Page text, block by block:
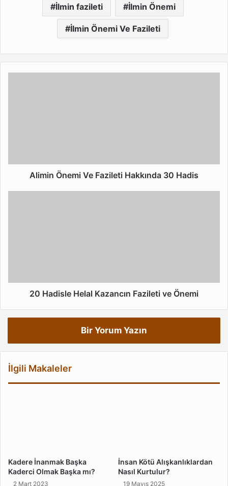
İlmin fazileti İlmin Önemi
İlmin Önemi Ve Fazileti
Alimin Önemi Ve Fazileti Hakkında 30 Hadis
20 Hadisle Helal Kazancın Fazileti ve Önemi
Bir Yorum Yazın
İlgili Makaleler
Kadere İnanmak Başka
Kaderci Olmak Başka mı?
2 Mart 2023
İnsan Kötü Alışkanlıklardan
Nasıl Kurtulur?
19 Mayıs 2025